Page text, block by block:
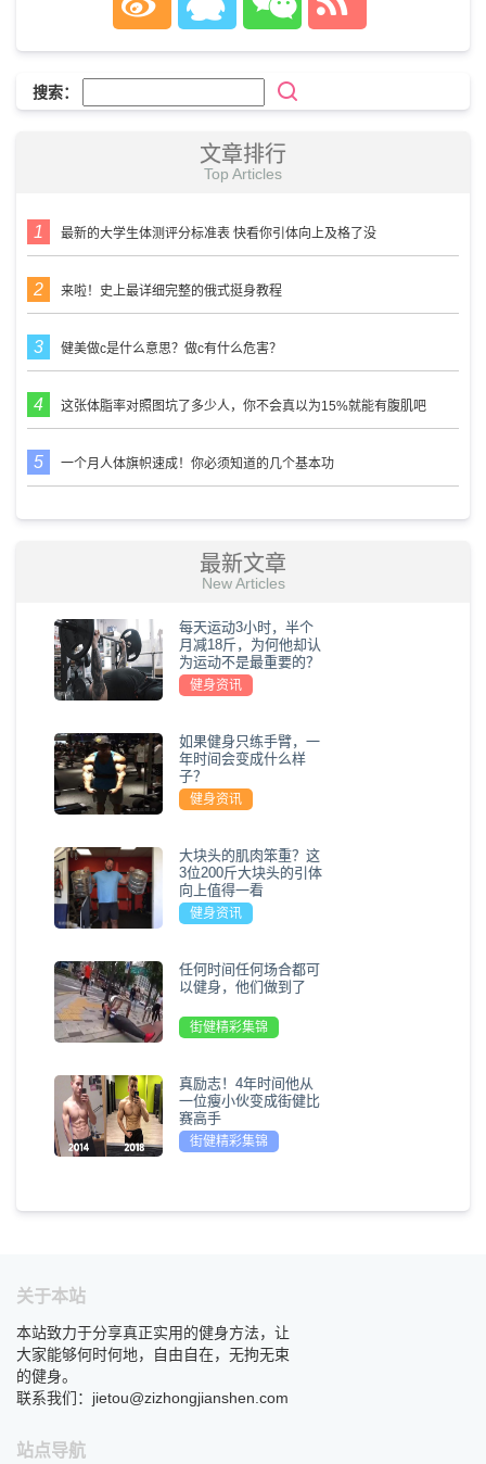
搜索：
文章排行
Top Articles
最新的大学生体测评分标准表 快看你引体向上及格了没
来啦！史上最详细完整的俄式挺身教程
健美做c是什么意思？做c有什么危害？
这张体脂率对照图坑了多少人，你不会真以为15%就能有腹肌吧
一个月人体旗帜速成！你必须知道的几个基本功
最新文章
New Articles
每天运动3小时，半个
月减18斤，为何他却认
为运动不是最重要的？
健身资讯
如果健身只练手臂，一
年时间会变成什么样
子？
健身资讯
大块头的肌肉笨重？这
3位200斤大块头的引体
向上值得一看
健身资讯
任何时间任何场合都可
以健身，他们做到了
街健精彩集锦
真励志！4年时间他从
一位瘦小伙变成街健比
赛高手
街健精彩集锦
关于本站
本站致力于分享真正实用的健身方法，让
大家能够何时何地，自由自在，无拘无束
的健身。
联系我们：jietou@zizhongjianshen.com
站点导航